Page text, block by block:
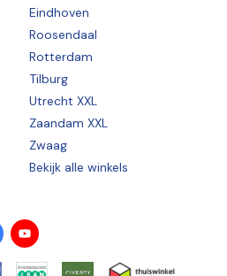
Eindhoven
Roosendaal
Rotterdam
Tilburg
Utrecht XXL
Zaandam XXL
Zwaag
Bekijk alle winkels